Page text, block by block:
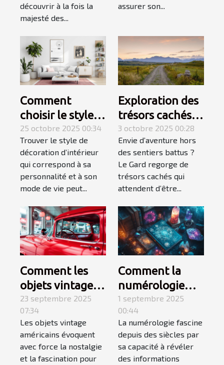
découvrir à la fois la
majesté des...
assurer son...
Comment
choisir le style
de décoration
d'intérieur qui
vous correspond
?
25 octobre 2025 00:34
Trouver le style de
décoration d’intérieur
qui correspond à sa
personnalité et à son
mode de vie peut...
Exploration des
trésors cachés
du Gard :
itinéraires
méconnus ?
3 octobre 2025 00:28
Envie d’aventure hors
des sentiers battus ?
Le Gard regorge de
trésors cachés qui
attendent d’être...
Comment les
objets vintage
américains
capturent-ils
l'essence d'une
époque révolue
?
23 septembre 2025
07:34
Les objets vintage
américains évoquent
avec force la nostalgie
et la fascination pour
Comment la
numérologie
influence-t-elle
votre chemin de
vie ?
1 septembre 2025
00:44
La numérologie fascine
depuis des siècles par
sa capacité à révéler
des informations